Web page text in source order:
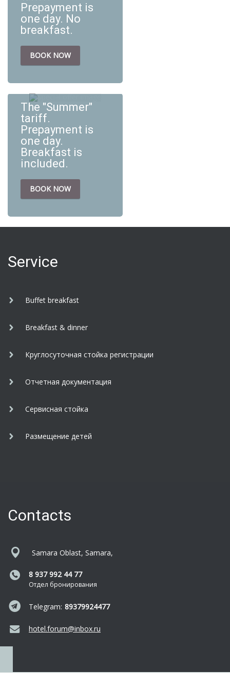
Prepayment is
one day. No
breakfast.
BOOK NOW
booking, you will need to
make an advance
payment for one night's
sta...
The "Summer"
tariff.
Prepayment is
one day.
Breakfast is
included.
BOOK NOW
payment for one night's
sta...
Service
Buffet breakfast
Breakfast & dinner
Круглосуточная стойка регистрации
Отчетная документация
Сервисная стойка
Размещение детей
Contacts
Samara Oblast, Samara,
8 937 992 44 77
Отдел бронирования
Telegram: 89379924477
hotel.forum@inbox.ru